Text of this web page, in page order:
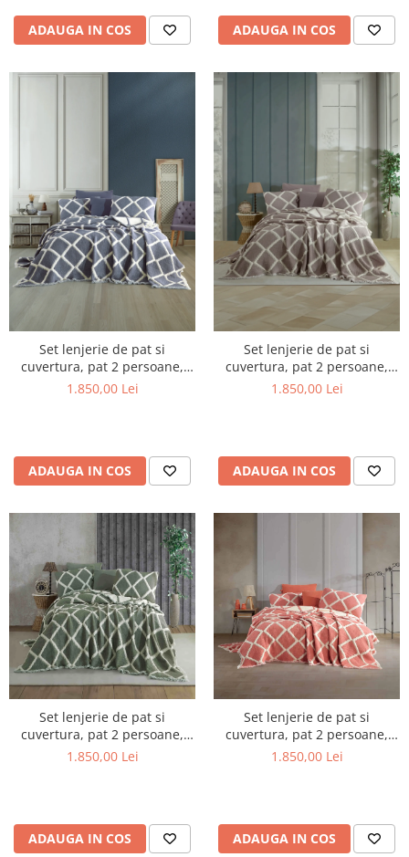
ADAUGA IN COS ADAUGA IN COS
Set lenjerie de pat si
cuvertura, pat 2 persoane,
bumbac tip muselina, 7 piese,
1.850,00 Lei
ADAUGA IN COS
Set lenjerie de pat si
cuvertura, pat 2 persoane,
bumbac tip muselina, 7 piese,
1.850,00 Lei
ADAUGA IN COS
Set lenjerie de pat si
cuvertura, pat 2 persoane,
bumbac tip muselina, 7 piese,
1.850,00 Lei
ADAUGA IN COS
Set lenjerie de pat si
cuvertura, pat 2 persoane,
bumbac tip muselina, 7 piese,
1.850,00 Lei
ADAUGA IN COS